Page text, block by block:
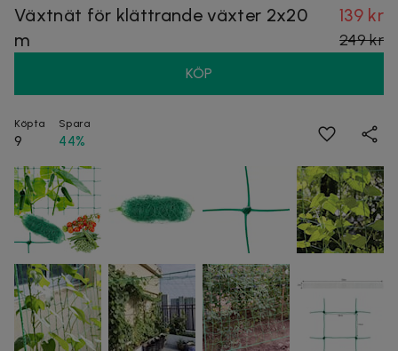
Växtnät för klättrande växter 2x20
m
139 kr
249 kr
KÖP
Köpta
9
Spara
44%